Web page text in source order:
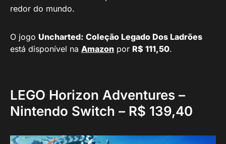
redor do mundo.
O jogo Uncharted: Coleção Legado Dos Ladrões
está disponível na Amazon por R$ 111,50.
LEGO Horizon Adventures –
Nintendo Switch – R$ 139,40